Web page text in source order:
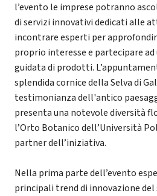
l’evento le imprese potranno
di servizi innovativi dedicati alle
incontrare esperti per
proprio interesse e partecipare
guidata di prodotti.
splendida cornice della Selva di
testimonianza dell'antico
presenta una notevole diversità
l’Orto Botanico dell’Università
partner dell’iniziativa.
Nella prima parte dell’evento
principali trend di innovazione